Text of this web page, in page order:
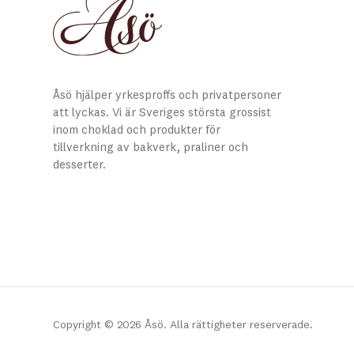
Åsö hjälper yrkesproffs och privatpersoner
att lyckas. Vi är Sveriges största grossist
inom choklad och produkter för
tillverkning av bakverk, praliner och
desserter.
Copyright © 2026 Åsö. Alla rättigheter reserverade.